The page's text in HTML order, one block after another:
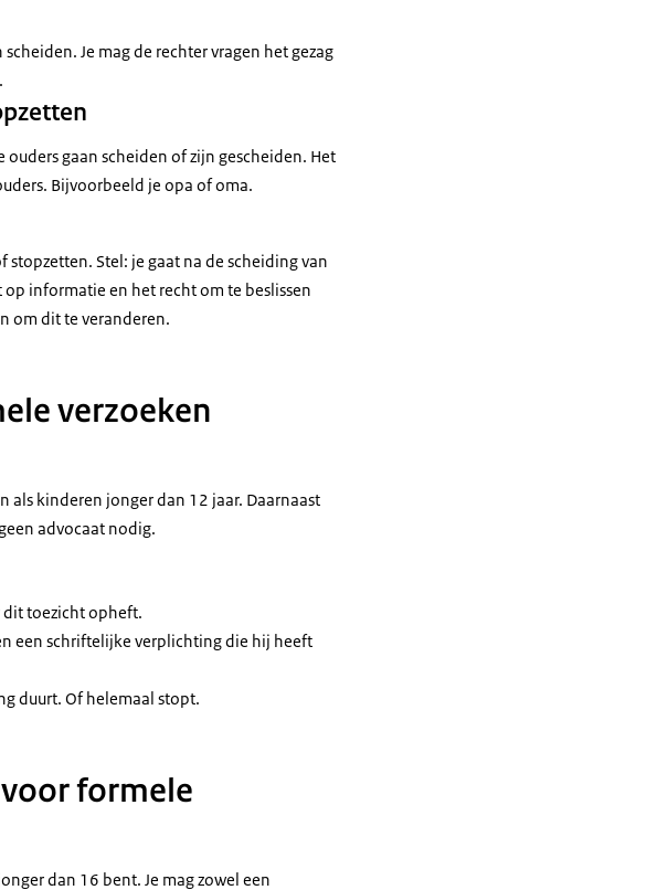
Je mag de rechter vragen het gezag
gaan scheiden of zijn gescheiden. Het
Bijvoorbeeld je opa of oma.
Stel: je gaat na de scheiding van
informatie en het recht om te beslissen
om dit te veranderen.
verzoeken
als kinderen jonger dan 12 jaar. Daarnaast
advocaat nodig.
dit toezicht opheft.
een schriftelijke verplichting die hij heeft
duurt. Of helemaal stopt.
formele
dan 16 bent. Je mag zowel een